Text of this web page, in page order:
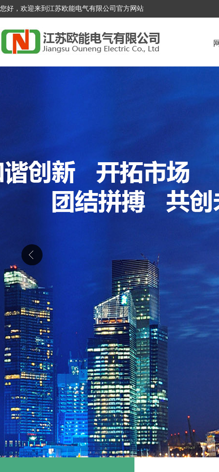
您好，欢迎来到江苏欧能电气有限公司官方网站